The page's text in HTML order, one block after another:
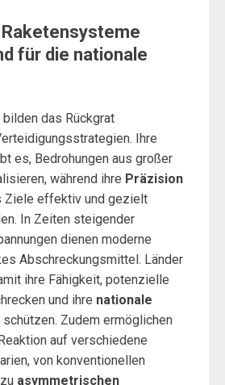
für die nationale
das Rückgrat
Ihre
es, Bedrohungen aus großer
während ihre Präzision
Ziele effektiv und gezielt
In Zeiten steigender
dienen moderne
Abschreckungsmittel. Länder
ihre Fähigkeit, potenzielle
und ihre nationale
schützen. Zudem ermöglichen
auf verschiedene
von konventionellen
asymmetrischen